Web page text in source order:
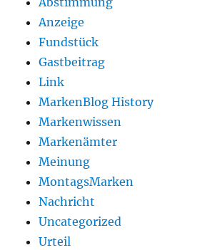
Anzeige
Fundstück
Gastbeitrag
Link
MarkenBlog History
Markenwissen
Markenämter
Meinung
MontagsMarken
Nachricht
Uncategorized
Urteil